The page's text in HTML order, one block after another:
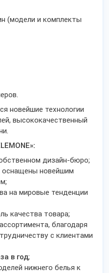
(модели и комплекты
новейшие технологии
высококачественный
дизайн-бюро;
оснащены новейшим
на мировые тенденции
качества товара;
благодаря
с клиентами
в год;
нижнего белья к